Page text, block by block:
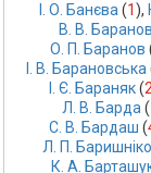
І. О. Банєва (1),
В. В. Баранов
О. П. Баранов
І. В. Барановська
І. Є. Бараняк (2
Л. В. Барда (
С. В. Бардаш (
Л. П.
К. А.